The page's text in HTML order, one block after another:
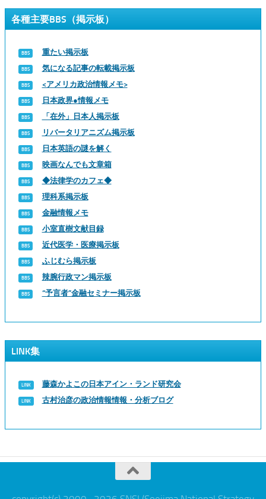
各種主要BBS（掲示板）
重たい掲示板
気になる記事の転載掲示板
<アメリカ政治情報メモ>
日本政界●情報メモ
「在外」日本人掲示板
リバータリアニズム掲示板
日本英語の謎を解く
映画なんでも文章箱
◆法律学のカフェ◆
理科系掲示板
金融情報メモ
小室直樹文献目録
近代医学・医療掲示板
ふじむら掲示板
辣腕行政マン掲示板
“予言者”金融セミナー掲示板
LINK集
藤森かよこの日本アイン・ランド研究会
古村治彦の政治情報情報・分析ブログ